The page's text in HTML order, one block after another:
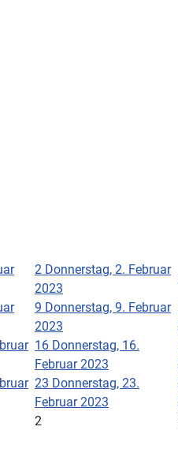
2 Donnerstag, 2. Februar
2023
9 Donnerstag, 9. Februar
2023
16 Donnerstag, 16.
Februar 2023
23 Donnerstag, 23.
Februar 2023
2